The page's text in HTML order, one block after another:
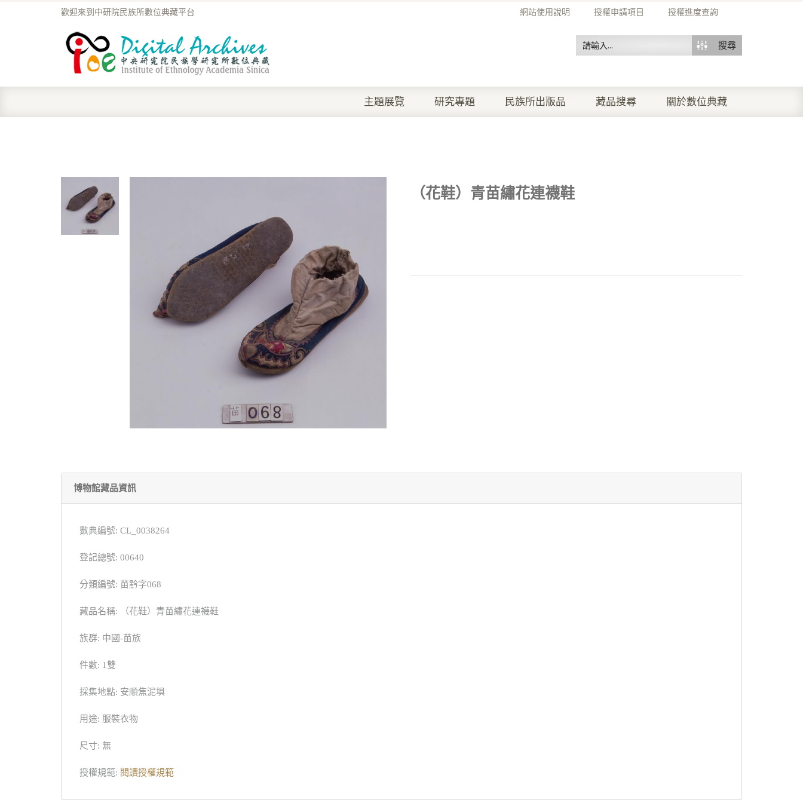
網站使用說明 授權申請項目 授權進度查詢
歡迎來到中研院民族所數位典藏平台
搜尋
主題展覽 研究專題 民族所出版品 藏品搜尋 關於數位典藏
（花鞋）青苗繡花連襪鞋
博物館藏品資訊
數典編號: CL_0038264
登記總號: 00640
分類編號: 苗黔字068
藏品名稱: （花鞋）青苗繡花連襪鞋
族群: 中國-苗族
件數: 1雙
採集地點: 安順焦泥埧
用途: 服裝衣物
尺寸: 無
授權規範: 閱讀授權規範